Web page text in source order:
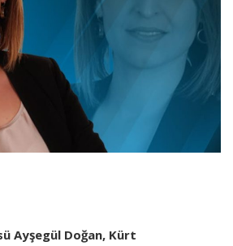
Ayşegül Doğan, Kürt